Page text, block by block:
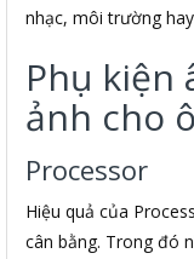
nhạc, môi trường
Phụ kiện
ảnh cho
Processor
Hiệu quả của
cân bằng. Trong đó